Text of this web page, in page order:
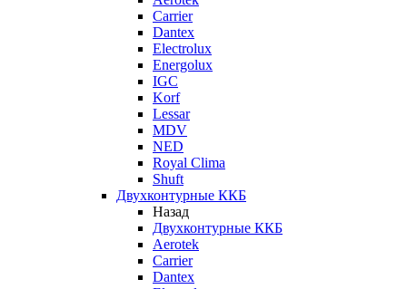
Carrier
Dantex
Electrolux
Energolux
IGC
Korf
Lessar
MDV
NED
Royal Clima
Shuft
Двухконтурные ККБ
Назад
Двухконтурные ККБ
Aerotek
Carrier
Dantex